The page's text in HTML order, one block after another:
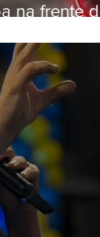
na frente de